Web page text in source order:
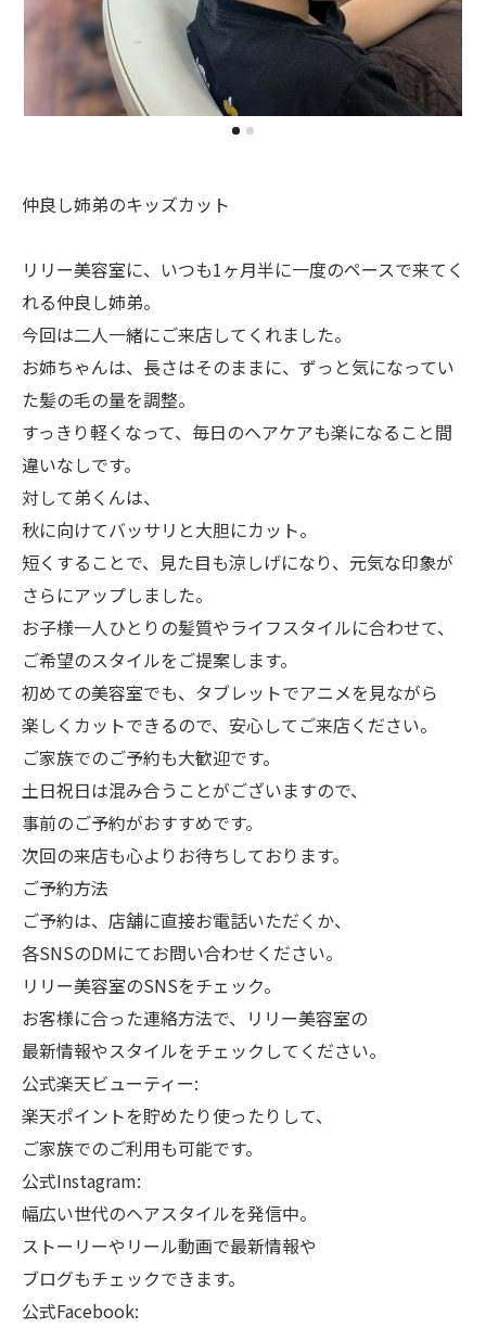
仲良し姉弟のキッズカット
リリー美容室に、いつも1ヶ月半に一度のペースで来てく
れる仲良し姉弟。
今回は二人一緒にご来店してくれました。
お姉ちゃんは、長さはそのままに、ずっと気になってい
た髪の毛の量を調整。
すっきり軽くなって、毎日のヘアケアも楽になること間
違いなしです。
対して弟くんは、
秋に向けてバッサリと大胆にカット。
短くすることで、見た目も涼しげになり、元気な印象が
さらにアップしました。
お子様一人ひとりの髪質やライフスタイルに合わせて、
ご希望のスタイルをご提案します。
初めての美容室でも、タブレットでアニメを見ながら
楽しくカットできるので、安心してご来店ください。
ご家族でのご予約も大歓迎です。
土日祝日は混み合うことがございますので、
事前のご予約がおすすめです。
次回の来店も心よりお待ちしております。
ご予約方法
ご予約は、店舗に直接お電話いただくか、
各SNSのDMにてお問い合わせください。
リリー美容室のSNSをチェック。
お客様に合った連絡方法で、リリー美容室の
最新情報やスタイルをチェックしてください。
公式楽天ビューティー:
楽天ポイントを貯めたり使ったりして、
ご家族でのご利用も可能です。
公式Instagram:
幅広い世代のヘアスタイルを発信中。
ストーリーやリール動画で最新情報や
ブログもチェックできます。
公式Facebook: